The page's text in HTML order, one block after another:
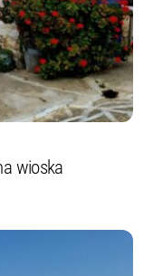
wioska